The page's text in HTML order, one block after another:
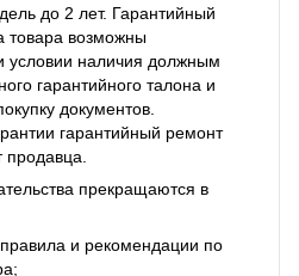
до 2 лет. Гарантийный
товара возможны
условии наличия должным
гарантийного талона и
документов.
гарантийный ремонт
продавца.
прекращаются в
и рекомендации по